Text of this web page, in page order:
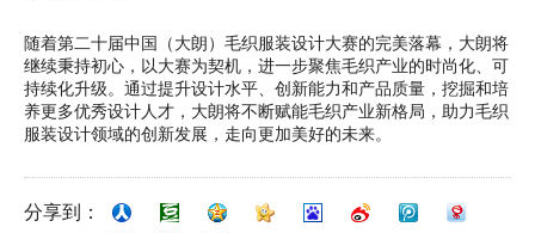
随着第二十届中国（大朗）毛织服装设计大赛的完美落幕，大朗将
继续秉持初心，以大赛为契机，进一步聚焦毛织产业的时尚化、可
持续化升级。通过提升设计水平、创新能力和产品质量，挖掘和培
养更多优秀设计人才，大朗将不断赋能毛织产业新格局，助力毛织
服装设计领域的创新发展，走向更加美好的未来。
分享到：